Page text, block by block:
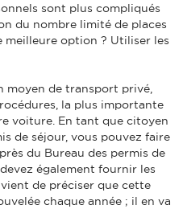
sont plus compliqués
du nombre limité de places
meilleure option ? Utiliser les
moyen de transport privé,
la plus importante
voiture. En tant que citoyen
de séjour, vous pouvez faire
du Bureau des permis de
également fournir les
de préciser que cette
chaque année ; il en va